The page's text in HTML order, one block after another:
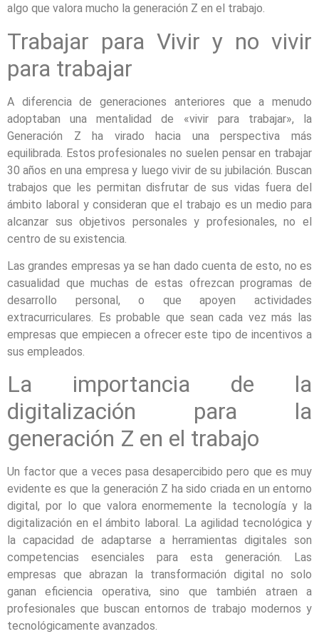
algo que valora mucho la generación Z en el trabajo.
Trabajar para Vivir y no vivir
para trabajar
A diferencia de generaciones anteriores que a menudo
adoptaban una mentalidad de «vivir para trabajar», la
Generación Z ha virado hacia una perspectiva más
equilibrada. Estos profesionales no suelen pensar en trabajar
30 años en una empresa y luego vivir de su jubilación. Buscan
trabajos que les permitan disfrutar de sus vidas fuera del
ámbito laboral y consideran que el trabajo es un medio para
alcanzar sus objetivos personales y profesionales, no el
centro de su existencia.
Las grandes empresas ya se han dado cuenta de esto, no es
casualidad que muchas de estas ofrezcan programas de
desarrollo personal, o que apoyen actividades
extracurriculares. Es probable que sean cada vez más las
empresas que empiecen a ofrecer este tipo de incentivos a
sus empleados.
La importancia de la
digitalización para la
generación Z en el trabajo
Un factor que a veces pasa desapercibido pero que es muy
evidente es que la generación Z ha sido criada en un entorno
digital, por lo que valora enormemente la tecnología y la
digitalización en el ámbito laboral. La agilidad tecnológica y
la capacidad de adaptarse a herramientas digitales son
competencias esenciales para esta generación. Las
empresas que abrazan la transformación digital no solo
ganan eficiencia operativa, sino que también atraen a
profesionales que buscan entornos de trabajo modernos y
tecnológicamente avanzados.